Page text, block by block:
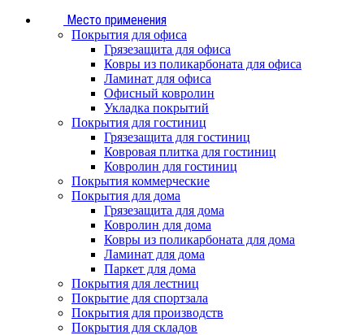
Место применения
Покрытия для офиса
Грязезащита для офиса
Ковры из поликарбоната для офиса
Ламинат для офиса
Офисный ковролин
Укладка покрытий
Покрытия для гостиниц
Грязезащита для гостиниц
Ковровая плитка для гостиниц
Ковролин для гостиниц
Покрытия коммерческие
Покрытия для дома
Грязезащита для дома
Ковролин для дома
Ковры из поликарбоната для дома
Ламинат для дома
Паркет для дома
Покрытия для лестниц
Покрытие для спортзала
Покрытия для производств
Покрытия для складов